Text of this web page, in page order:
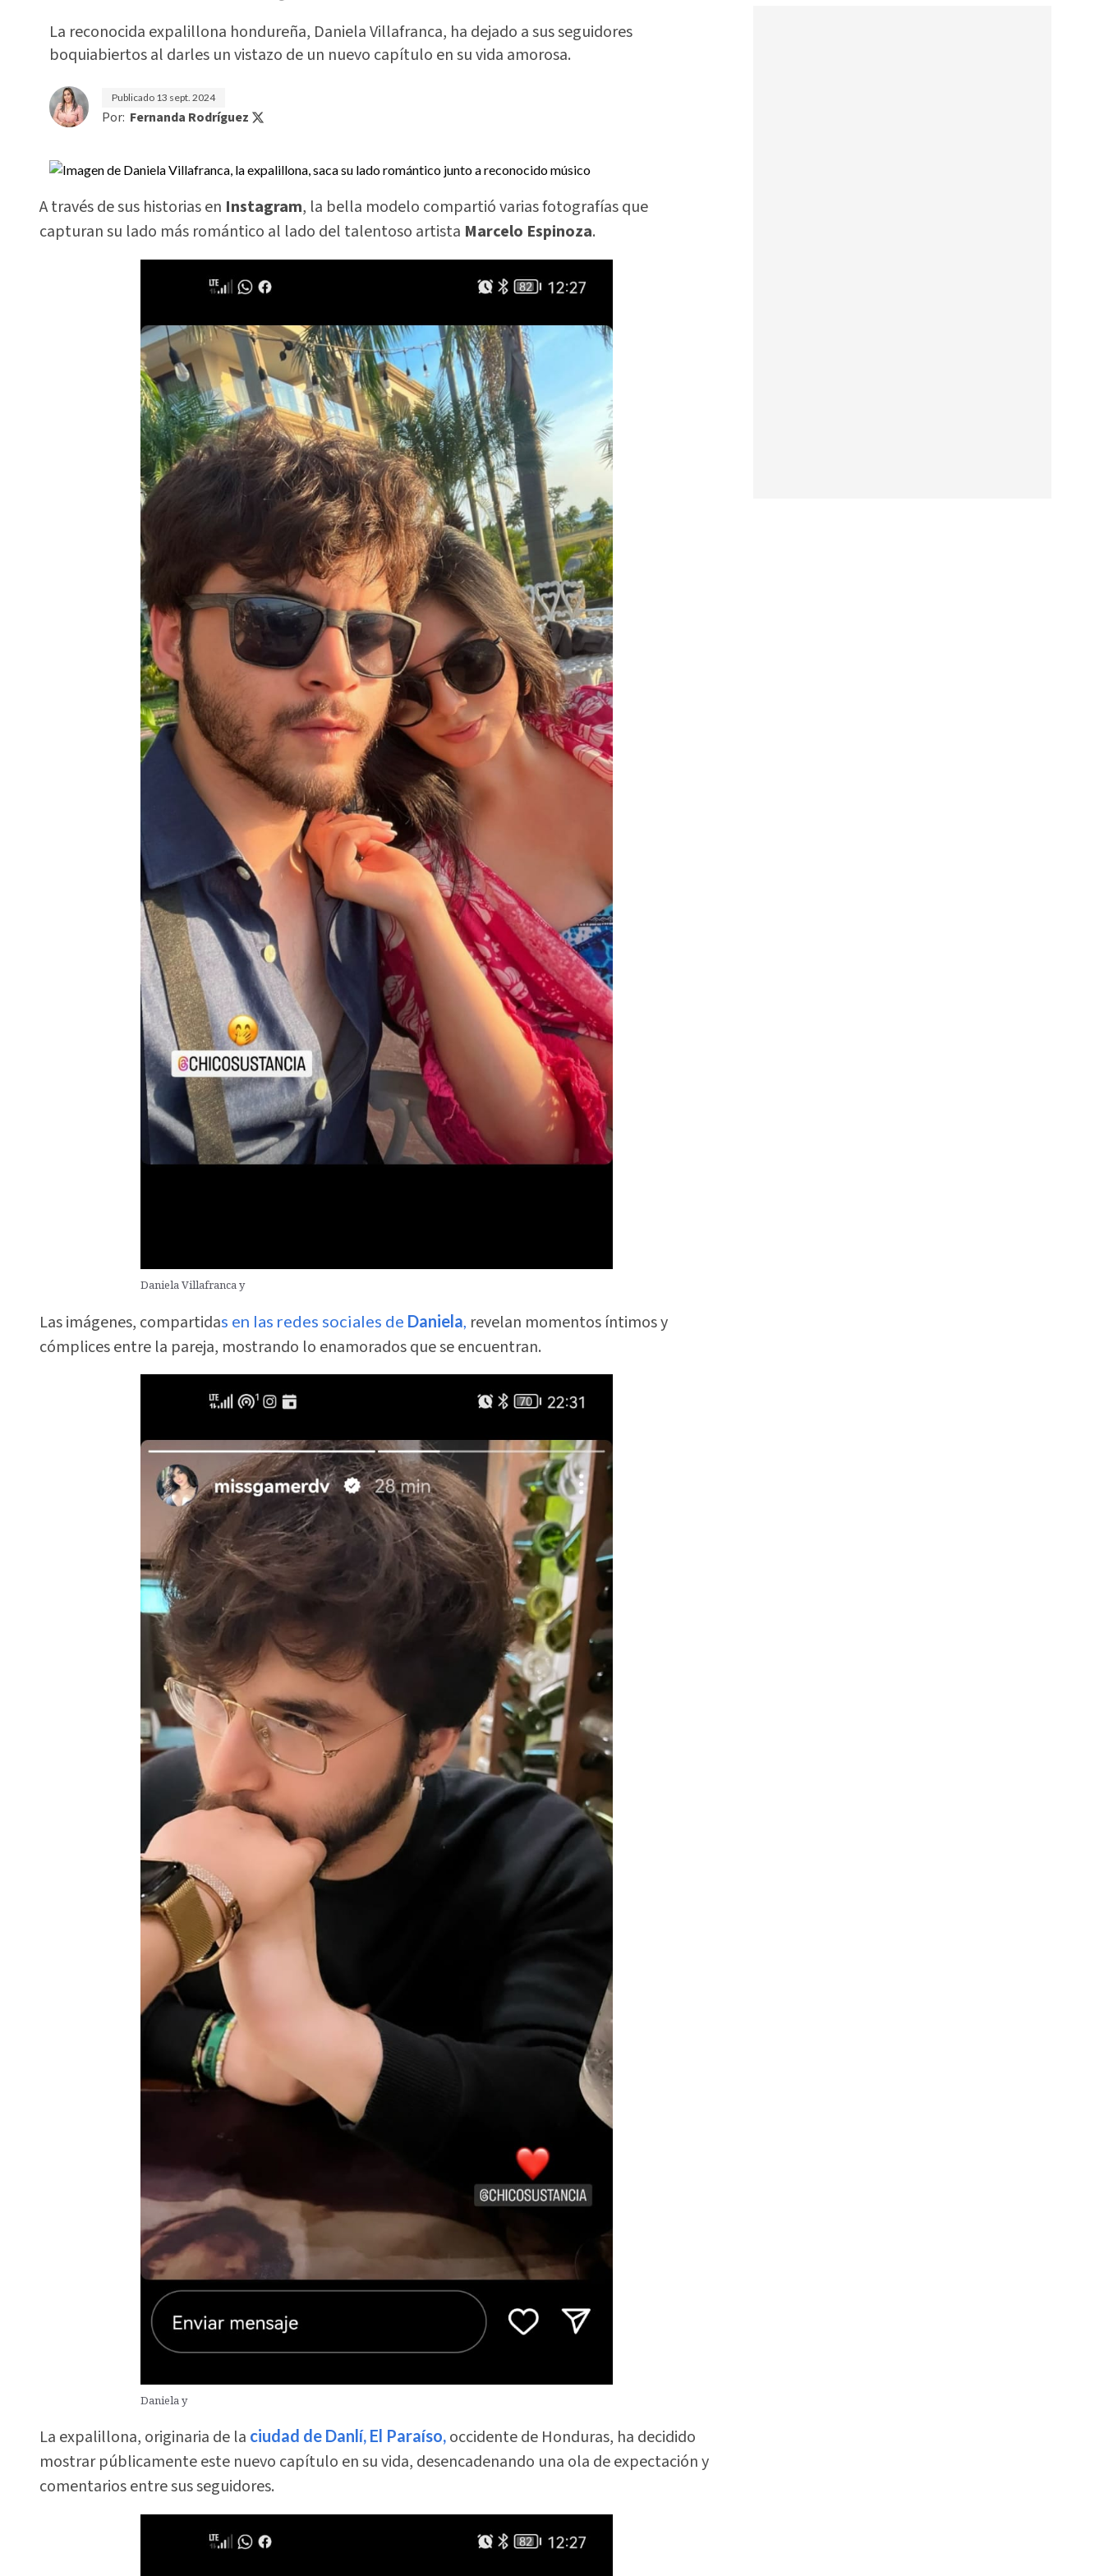
La reconocida expalillona hondureña, Daniela Villafranca, ha dejado a sus seguidores
boquiabiertos al darles un vistazo de un nuevo capítulo en su vida amorosa.
Publicado 13 sept. 2024
Por: Fernanda Rodríguez
A través de sus historias en Instagram, la bella modelo compartió varias fotografías que
capturan su lado más romántico al lado del talentoso artista Marcelo Espinoza.
Daniela Villafranca y
Las imágenes, compartidas en las redes sociales de Daniela, revelan momentos íntimos y
cómplices entre la pareja, mostrando lo enamorados que se encuentran.
Daniela y
La expalillona, originaria de la ciudad de Danlí, El Paraíso, occidente de Honduras, ha decidido
mostrar públicamente este nuevo capítulo en su vida, desencadenando una ola de expectación y
comentarios entre sus seguidores.